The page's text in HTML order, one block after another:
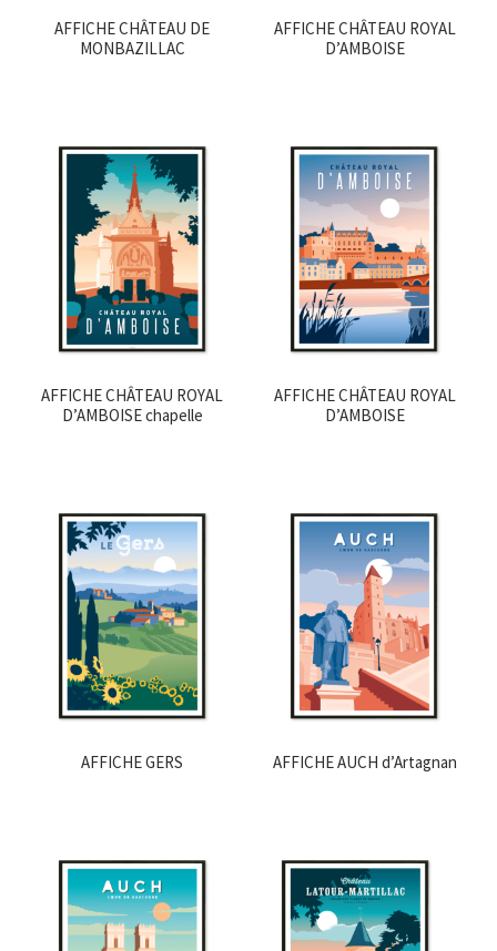
AFFICHE CHÂTEAU DE
MONBAZILLAC
AFFICHE CHÂTEAU ROYAL
D’AMBOISE
AFFICHE CHÂTEAU ROYAL
D’AMBOISE chapelle
AFFICHE CHÂTEAU ROYAL
D’AMBOISE
AFFICHE GERS AFFICHE AUCH d’Artagnan